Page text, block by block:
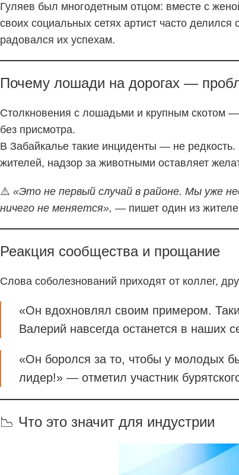
Гуляев был многодетным отцом: вместе с
своих социальных сетях артист часто
радовался их успехам.
Почему лошади на дорогах —
Столкновения с лошадьми и крупным скотом
без присмотра.
В Забайкалье такие инциденты — не
жителей, надзор за животными оставляет
⚠️ «Это не первый случай в районе. Мы уже
ничего не меняется», — пишет один из
Реакция сообщества и прощание
Слова соболезнований приходят от коллег,
«Он вдохновлял своим примером.
Валерий навсегда останется в наших
«Он боролся за то, чтобы у молодых
лидер!» — отметил участник
📉 Что это значит для индустрии